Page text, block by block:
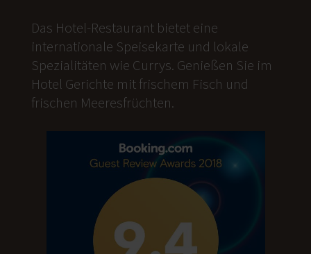
Das Hotel-Restaurant bietet eine
internationale Speisekarte und lokale
Spezialitäten wie Currys. Genießen Sie im
Hotel Gerichte mit frischem Fisch und
frischen Meeresfrüchten.